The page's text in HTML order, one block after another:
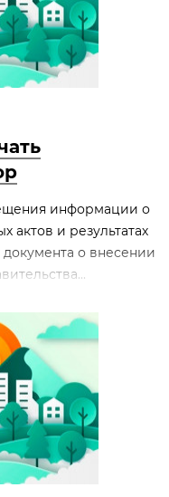
информации о
актов и результатах
о внесении